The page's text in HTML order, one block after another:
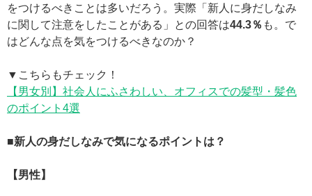
をつけるべきことは多いだろう。実際「新人に身だしなみ
に関して注意をしたことがある」との回答は44.3％ も。で
はどんな点を気をつけるべきなのか？
▼こちらもチェック！
【男女別】社会人にふさわしい、オフィスでの髪型・髪色
のポイント4選
■新人の身だしなみで気になるポイントは？
【男性】